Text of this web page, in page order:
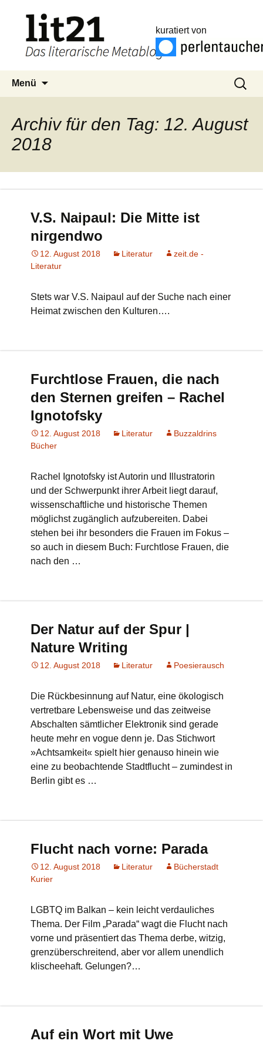
kuratiert von
Menü
Suchen
nach:
Archiv für den Tag: 12. August
2018
V.S. Naipaul: Die Mitte ist
nirgendwo
12. August 2018 Literatur
zeit.de -
Literatur
Stets war V.S. Naipaul auf der Suche nach einer
Heimat zwischen den Kulturen….
Furchtlose Frauen, die nach
den Sternen greifen – Rachel
Ignotofsky
12. August 2018 Literatur
Buzzaldrins
Bücher
Rachel Ignotofsky ist Autorin und Illustratorin
und der Schwerpunkt ihrer Arbeit liegt darauf,
wissenschaftliche und historische Themen
möglichst zugänglich aufzubereiten. Dabei
stehen bei ihr besonders die Frauen im Fokus –
so auch in diesem Buch: Furchtlose Frauen, die
nach den …
Der Natur auf der Spur |
Nature Writing
12. August 2018 Literatur Poesierausch
Die Rückbesinnung auf Natur, eine ökologisch
vertretbare Lebensweise und das zeitweise
Abschalten sämtlicher Elektronik sind gerade
heute mehr en vogue denn je. Das Stichwort
»Achtsamkeit« spielt hier genauso hinein wie
eine zu beobachtende Stadtflucht – zumindest in
Berlin gibt es …
Flucht nach vorne: Parada
12. August 2018 Literatur
Bücherstadt
Kurier
LGBTQ im Balkan – kein leicht verdauliches
Thema. Der Film „Parada“ wagt die Flucht nach
vorne und präsentiert das Thema derbe, witzig,
grenzüberschreitend, aber vor allem unendlich
klischeehaft. Gelungen?…
Auf ein Wort mit Uwe